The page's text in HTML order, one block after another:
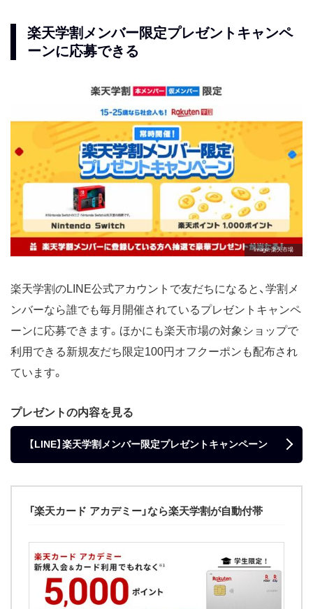
楽天学割メンバー限定プレゼントキャンペ
ーンに応募できる
Image 楽天市場
楽天学割のLINE公式アカウントで友だちになると、学割メ
ンバーなら誰でも毎月開催されているプレゼントキャンペ
ーンに応募できます。ほかにも楽天市場の対象ショップで
利用できる新規友だち限定100円オフクーポンも配布され
ています。
プレゼントの内容を見る
【LINE】楽天学割メンバー限定プレゼントキャンペーン
「楽天カード アカデミー」なら楽天学割が自動付帯